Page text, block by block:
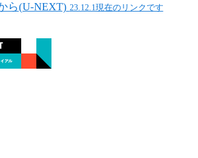
ら(U-NEXT) 23.12.1現在のリンクです